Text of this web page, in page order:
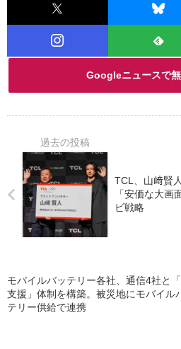
Googleニュースで
TCL、山﨑賢
「安価な大画
ビ戦略
モバイルバッテリー各社、通信4社と
支援」体制を構築。被災地にモバイル
テリー供給で連携